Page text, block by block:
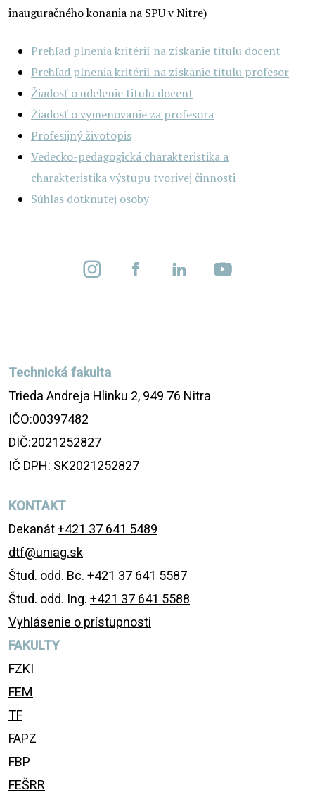
inauguračného konania na SPU v Nitre)
Prehľad plnenia kritérií na získanie titulu docent
Prehľad plnenia kritérií na získanie titulu profesor
Žiadosť o udelenie titulu docent
Žiadosť o vymenovanie za profesora
Profesijný životopis
Vedecko-pedagogická charakteristika a
charakteristika výstupu tvorivej činnosti
Súhlas dotknutej osoby
Technická fakulta
Trieda Andreja Hlinku 2, 949 76 Nitra
IČO:00397482
DIČ:2021252827
IČ DPH: SK2021252827
KONTAKT
Dekanát+421 37 641 5489
dtf@uniag.sk
Štud. odd. Bc. +421 37 641 5587
Štud. odd. Ing. +421 37 641 5588
Vyhlásenie o prístupnosti
FAKULTY
FZKI
FEM
TF
FAPZ
FBP
FEŠRR